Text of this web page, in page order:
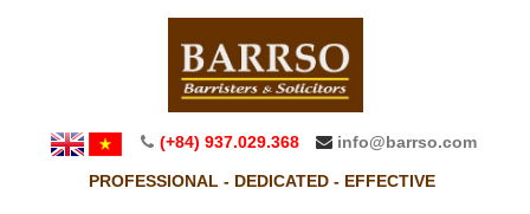
(+84) 937.029.368 info@barrso.com
PROFESSIONAL - DEDICATED - EFFECTIVE